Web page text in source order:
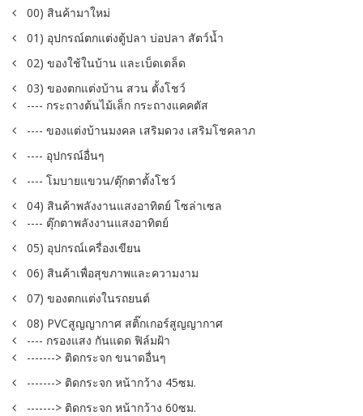
00) สินค้ามาใหม่
01) อุปกรณ์ตกแต่งตู้ปลา บ่อปลา สัตว์น้ำ
02) ของใช้ในบ้าน และเบ็ดเตล็ด
03) ของตกแต่งบ้าน สวน ตั้งโชว์
---- กระถางต้นไม้เล็ก กระถางแคคตัส
---- ของแต่งบ้านมงคล เสริมดวง เสริมโชคลาภ
---- อุปกรณ์อื่นๆ
---- โมบายแขวน/ตุ๊กตาตั้งโชว์
04) สินค้าพลังงานแสงอาทิตย์ โซล่าเซล
---- ตุ๊กตาพลังงานแสงอาทิตย์
05) อุปกรณ์เครื่องเขียน
06) สินค้าเพื่อสุขภาพและความงาม
07) ของตกแต่งในรถยนต์
08) PVCสูญญากาศ สติ๊กเกอร์สูญญากาศ
---- กรองแสง กันแดด ฟิล์มฝ้า
-------> ติดกระจก ขนาดอื่นๆ
-------> ติดกระจก หน้ากว้าง 45ซม.
-------> ติดกระจก หน้ากว้าง 60ซม.